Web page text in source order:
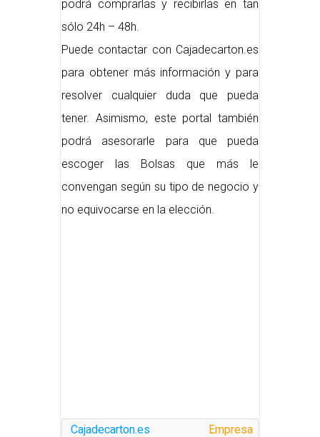
podrá comprarlas y recibirlas en tan
sólo 24h – 48h.
Puede contactar con Cajadecarton.es
para obtener más información y para
resolver cualquier duda que pueda
tener. Asimismo, este portal también
podrá asesorarle para que pueda
escoger las Bolsas que más le
convengan según su tipo de negocio y
no equivocarse en la elección.
Empresa
Cajadecarton.es